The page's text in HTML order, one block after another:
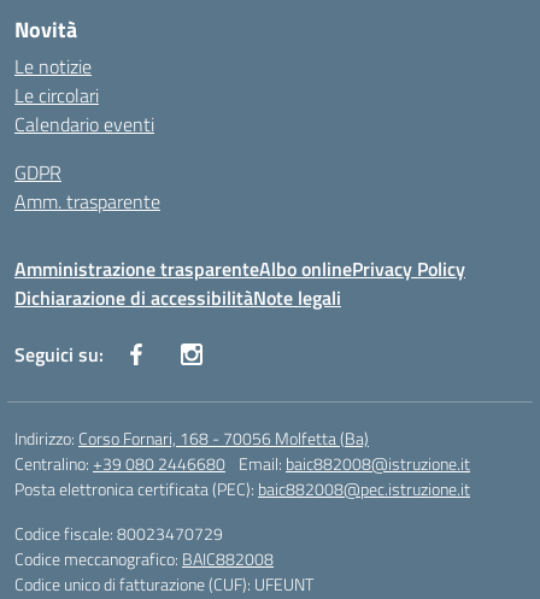
Novità
Le notizie
Le circolari
Calendario eventi
GDPR
Amm. trasparente
Amministrazione trasparenteAlbo onlinePrivacy Policy
Dichiarazione di accessibilitàNote legali
Seguici su:
Indirizzo: Corso Fornari, 168 - 70056 Molfetta (Ba)
Centralino:+39 080 2446680 Email: baic882008@istruzione.it
Posta elettronica certificata (PEC): baic882008@pec.istruzione.it
Codice fiscale: 80023470729
Codice meccanografico: BAIC882008
Codice unico di fatturazione (CUF): UFEUNT